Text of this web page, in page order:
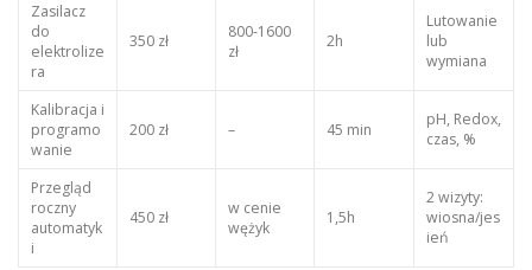
Zasilacz
do
elektrolize
ra
350 zł
800-1600
zł
2h
Lutowanie
lub
wymiana
Kalibracja i
programo
wanie
200 zł – 45 min
pH, Redox,
czas, %
Przegląd
roczny
automatyk
i
450 zł
w cenie
wężyk
1,5h
2 wizyty:
wiosna/jes
ień